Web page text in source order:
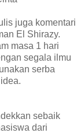
juga komentari
El Shirazy.
masa 1 hari
segala ilmu
serba
sebaik
dari